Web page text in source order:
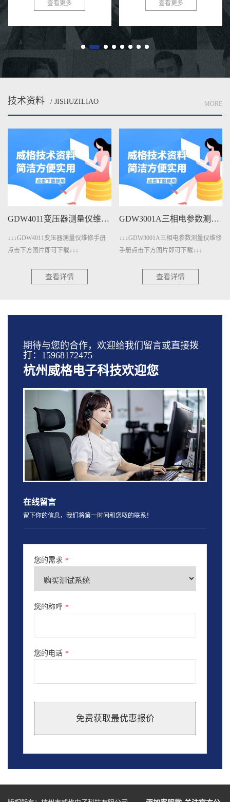
变电站、输配电网络和工业电力系
查看更多
其运行环境电压等级较高、电气绝
经...
查看更多
技术资料 / JISHUZILIAO MORE
GDW4011变压器测量仪维修手册下载
↓↓↓GDW4011变压器测量仪维修手册
点击下方图片即可下载↓↓↓
查看详情
GDW3001A三相电参数测量仪维修手册下载
↓↓↓GDW3001A三相电参数测量仪维修
手册点击下方图片即可下载↓↓↓
查看详情
期待与您的合作，欢迎给我们留言或直接拨
打：15968172475
杭州威格电子科技欢迎您
在线留言
留下你的信息，我们将第一时间和您取的联系！
您的需求 *
您的称呼 *
您的电话 *
免费获取最优惠报价
should
blank